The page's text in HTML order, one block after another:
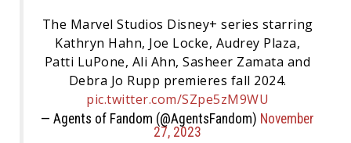
The Marvel Studios Disney+ series starring
Kathryn Hahn, Joe Locke, Audrey Plaza,
Patti LuPone, Ali Ahn, Sasheer Zamata and
Debra Jo Rupp premieres fall 2024.
pic.twitter.com/SZpe5zM9WU
— Agents of Fandom (@AgentsFandom) November
27, 2023